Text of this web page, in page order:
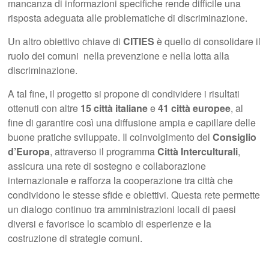
mancanza di informazioni specifiche rende difficile una
risposta adeguata alle problematiche di discriminazione.
Un altro obiettivo chiave diCITIES è quello di consolidare il
ruolo dei comuni nella prevenzione e nella lotta alla
discriminazione.
A tal fine, il progetto si propone di condividere i risultati
ottenuti con altre 15 città italianee41 cittàeuropee, al
fine di garantire così una diffusione ampia e capillare delle
buone pratiche sviluppate. Il coinvolgimento delConsiglio
d’Europa, attraverso il programmaCittà Interculturali,
assicura una rete di sostegno e collaborazione
internazionale e rafforza la cooperazione tra città che
condividono le stesse sfide e obiettivi. Questa rete permette
un dialogo continuo tra amministrazioni locali di paesi
diversi e favorisce lo scambio di esperienze e la
costruzione di strategie comuni.